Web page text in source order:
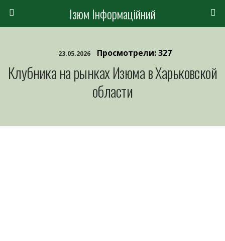
Ізюм Інформаційний
23.05.2026 Просмотрели: 327
Клубника на рынках Изюма в Харьковской
области